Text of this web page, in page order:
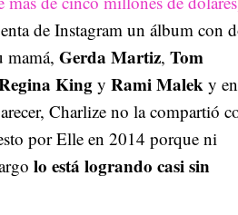
de Instagram un álbum con
mamá, Gerda Martiz, Tom
King y Rami Malek y en
Charlize no la compartió
por Elle en 2014 porque ni
lo está logrando casi sin